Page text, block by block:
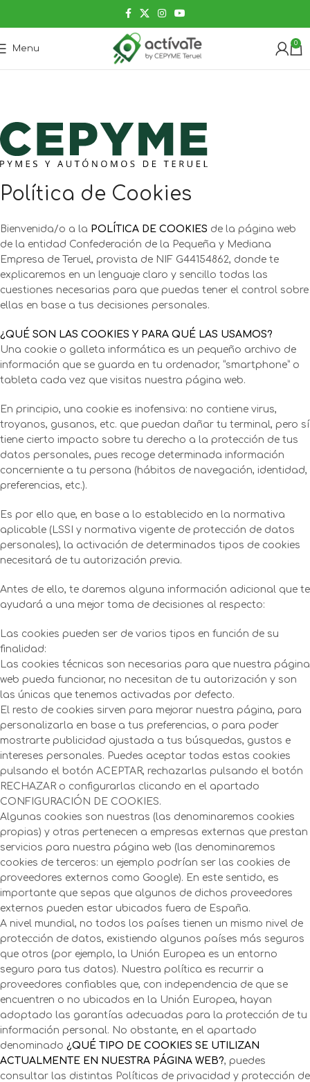
Menu
0
Política de Cookies
Bienvenida/o a la POLÍTICA DE COOKIES de la página web
de la entidad Confederación de la Pequeña y Mediana
Empresa de Teruel, provista de NIF G44154862, donde te
explicaremos en un lenguaje claro y sencillo todas las
cuestiones necesarias para que puedas tener el control sobre
ellas en base a tus decisiones personales.
¿QUÉ SON LAS COOKIES Y PARA QUÉ LAS USAMOS?
Una cookie o galleta informática es un pequeño archivo de
información que se guarda en tu ordenador, “smartphone” o
tableta cada vez que visitas nuestra página web.
En principio, una cookie es inofensiva: no contiene virus,
troyanos, gusanos, etc. que puedan dañar tu terminal, pero sí
tiene cierto impacto sobre tu derecho a la protección de tus
datos personales, pues recoge determinada información
concerniente a tu persona (hábitos de navegación, identidad,
preferencias, etc.).
Es por ello que, en base a lo establecido en la normativa
aplicable (LSSI y normativa vigente de protección de datos
personales), la activación de determinados tipos de cookies
necesitará de tu autorización previa.
Antes de ello, te daremos alguna información adicional que te
ayudará a una mejor toma de decisiones al respecto:
Las cookies pueden ser de varios tipos en función de su
finalidad:
Las cookies técnicas son necesarias para que nuestra página
web pueda funcionar, no necesitan de tu autorización y son
las únicas que tenemos activadas por defecto.
El resto de cookies sirven para mejorar nuestra página, para
personalizarla en base a tus preferencias, o para poder
mostrarte publicidad ajustada a tus búsquedas, gustos e
intereses personales. Puedes aceptar todas estas cookies
pulsando el botón ACEPTAR, rechazarlas pulsando el botón
RECHAZAR o configurarlas clicando en el apartado
CONFIGURACIÓN DE COOKIES.
Algunas cookies son nuestras (las denominaremos cookies
propias) y otras pertenecen a empresas externas que prestan
servicios para nuestra página web (las denominaremos
cookies de terceros: un ejemplo podrían ser las cookies de
proveedores externos como Google). En este sentido, es
importante que sepas que algunos de dichos proveedores
externos pueden estar ubicados fuera de España.
A nivel mundial, no todos los países tienen un mismo nivel de
protección de datos, existiendo algunos países más seguros
que otros (por ejemplo, la Unión Europea es un entorno
seguro para tus datos). Nuestra política es recurrir a
proveedores confiables que, con independencia de que se
encuentren o no ubicados en la Unión Europea, hayan
adoptado las garantías adecuadas para la protección de tu
información personal. No obstante, en el apartado
denominado ¿QUÉ TIPO DE COOKIES SE UTILIZAN
ACTUALMENTE EN NUESTRA PÁGINA WEB?, puedes
consultar las distintas Políticas de privacidad y protección de